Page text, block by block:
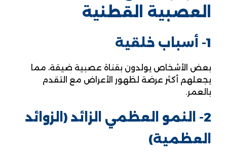
العصبية القطنية
1- أسباب خلقية
بعض الأشخاص يولدون بقناة عصبية ضيقة، مما
يجعلهم أكثر عرضة لظهور الأعراض مع التقدم
بالعمر.
2- النمو العظمي الزائد (الزوائد
العظمية)